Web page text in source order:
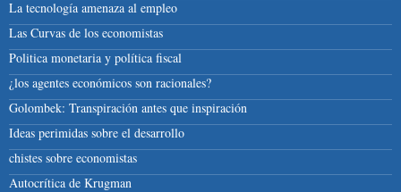
La tecnología amenaza al empleo
Las Curvas de los economistas
Politica monetaria y política fiscal
¿los agentes económicos son racionales?
Golombek: Transpiración antes que inspiración
Ideas perimidas sobre el desarrollo
chistes sobre economistas
Autocrítica de Krugman